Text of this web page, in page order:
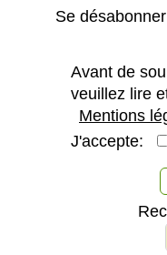
Se désabonner
Avant de
veuillez lire
Mentions
J'accepte: